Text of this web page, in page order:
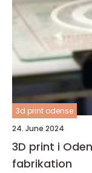
3d print odense
24. June 2024
3D print i
fabrikation